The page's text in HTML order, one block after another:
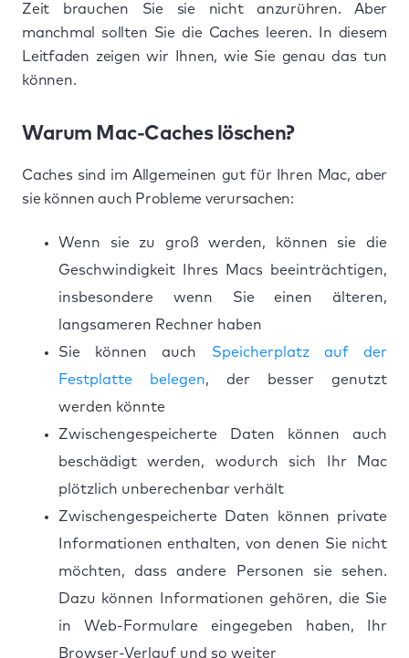
Zeit brauchen Sie sie nicht anzurühren. Aber
manchmal sollten Sie die Caches leeren. In diesem
Leitfaden zeigen wir Ihnen, wie Sie genau das tun
können.
Warum Mac-Caches löschen?
Caches sind im Allgemeinen gut für Ihren Mac, aber
sie können auch Probleme verursachen:
Wenn sie zu groß werden, können sie die
Geschwindigkeit Ihres Macs beeinträchtigen,
insbesondere wenn Sie einen älteren,
langsameren Rechner haben
Sie können auch Speicherplatz auf der
Festplatte belegen, der besser genutzt
werden könnte
Zwischengespeicherte Daten können auch
beschädigt werden, wodurch sich Ihr Mac
plötzlich unberechenbar verhält
Zwischengespeicherte Daten können private
Informationen enthalten, von denen Sie nicht
möchten, dass andere Personen sie sehen.
Dazu können Informationen gehören, die Sie
in Web-Formulare eingegeben haben, Ihr
Browser-Verlauf und so weiter